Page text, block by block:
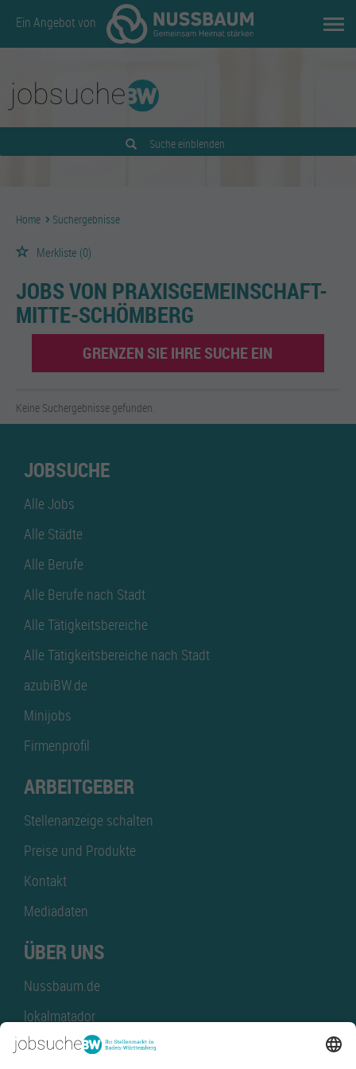
Ein Angebot von
Suche einblenden
Home Suchergebnisse
Merkliste (0)
JOBS VON PRAXISGEMEINSCHAFT-
MITTE-SCHÖMBERG
GRENZEN SIE IHRE SUCHE EIN
Keine Suchergebnisse gefunden.
JOBSUCHE
Alle Jobs
Alle Städte
Alle Berufe
Alle Berufe nach Stadt
Alle Tätigkeitsbereiche
Alle Tätigkeitsbereiche nach Stadt
azubiBW.de
Minijobs
Firmenprofil
ARBEITGEBER
Stellenanzeige schalten
Preise und Produkte
Kontakt
Mediadaten
ÜBER UNS
Nussbaum.de
lokalmatador
kaufinBW